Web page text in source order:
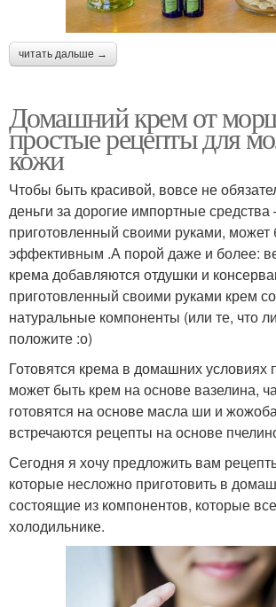
читать дальше →
Домашний крем от
простые рецепты для
кожи
Чтобы быть красивой, вовсе не
деньги за дорогие импортные
приготовленный своими руками,
эффективным .А порой даже и более:
крема добавляются отдушки и
приготовленный своими руками крем
натуральные компоненты (или те, что
положите :о)
Готовятся крема в домашних условиях
может быть крем на основе вазелина,
готовятся на основе масла ши и
встречаются рецепты на основе
Сегодня я хочу предложить вам
которые несложно приготовить в
состоящие из компонентов, которые
холодильнике.